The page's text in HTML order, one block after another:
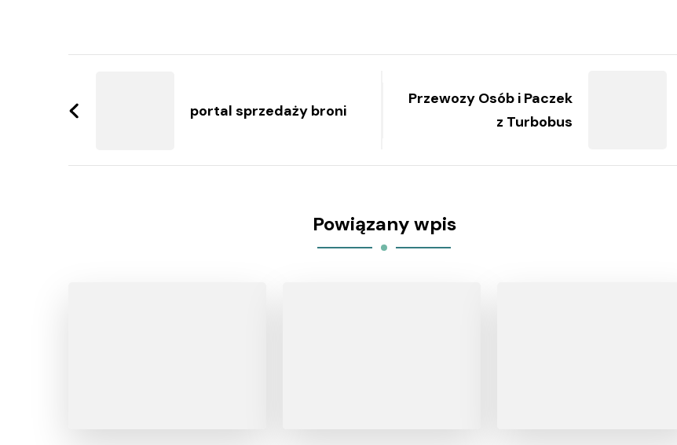
wpisy
portal sprzedaży broni
Przewozy Osób i Paczek
z Turbobus
Powiązany wpis